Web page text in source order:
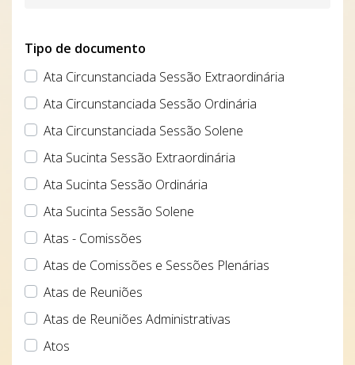
Tipo de documento
Ata Circunstanciada Sessão Extraordinária
Ata Circunstanciada Sessão Ordinária
Ata Circunstanciada Sessão Solene
Ata Sucinta Sessão Extraordinária
Ata Sucinta Sessão Ordinária
Ata Sucinta Sessão Solene
Atas - Comissões
Atas de Comissões e Sessões Plenárias
Atas de Reuniões
Atas de Reuniões Administrativas
Atos